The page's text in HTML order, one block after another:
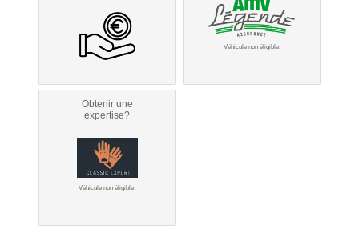
Véhicule non éligible.
Obtenir une
expertise?
Véhicule non éligible.